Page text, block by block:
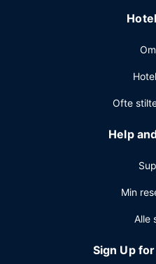
Ofte
Help
Min
Alle
Sign Up